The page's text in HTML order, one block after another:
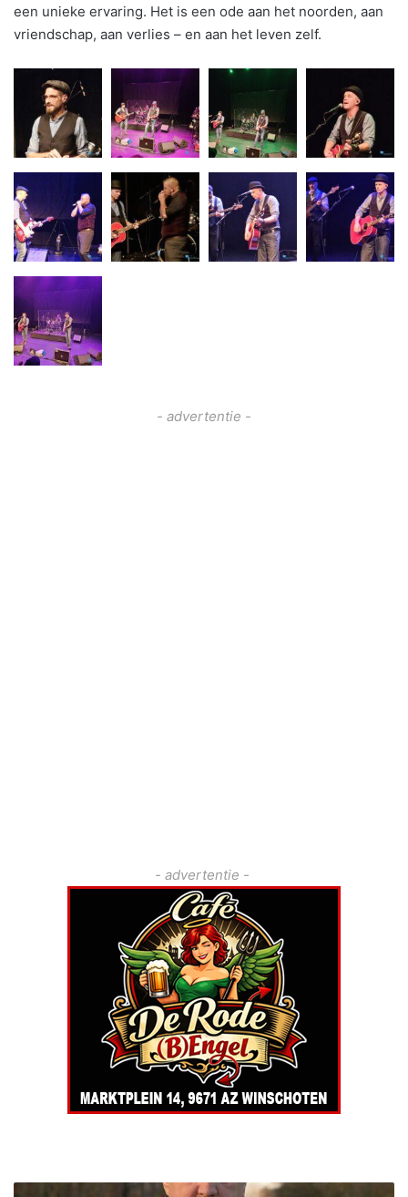
een unieke ervaring. Het is een ode aan het noorden, aan
vriendschap, aan verlies – en aan het leven zelf.
- advertentie -
- advertentie -